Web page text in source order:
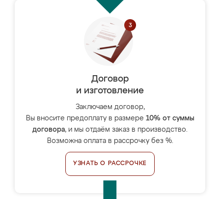
Договор
и изготовление
Заключаем договор,
Вы вносите предоплату в размере 10% от суммы
договора, и мы отдаём заказ в производство.
Возможна оплата в рассрочку без %.
УЗНАТЬ О РАССРОЧКЕ